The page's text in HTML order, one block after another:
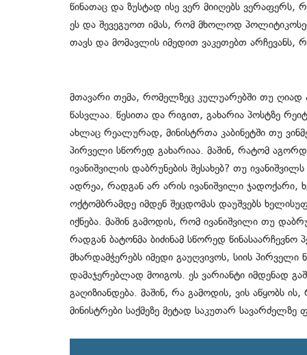
წინათაც და ზუსტად ისე ვერ მიიღებს
ეს და შევეგუოთ იმას, რომ მხოლოდ
თავს და მომავლის იმედით ვაკეთებთ
მთავარი თემა, რომელზეც კულუარებში თუ ღიად
წასვლაა. წესითა და რიგით, გახარია პოსტზე
ახლაც რეალურად, მინისტრთა კაბინეტში თუ
პირველი სწორედ გახარიაა. მაშინ, რატომ
ივანიშვილის დაბრუნების შესახებ? თუ
ადრეა, რადგან არ არის ივანიშვილი
ოქტომბრამდე იმდენ შეცდომას დაუშვებს
იქნება. მაშინ გამოდის, რომ ივანიშვილი თუ
რადგან ბატონმა ბიძინამ სწორედ
მხარდამჭერებს იმედი გაუღვივოს, სიის
დამაჯერებლად მოიგოს. ეს ვარიანტი იმდენად
გაღიზიანდება. მაშინ, რა გამოდის, ვის აწყობს
მინისტრები საქმეზე მეტად საკუთარ